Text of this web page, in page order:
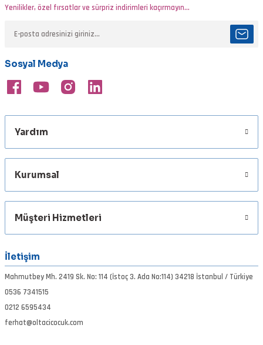
Ürün resmi kalitesiz, bozuk veya görüntülenemiyor.
Ürün açıklamasında eksik bilgiler bulunuyor.
Ürün fiyatı diğer sitelerden daha pahalı.
Bu ürüne benzer farklı alternatifler olmalı.
Gönder
Yenilikler, özel fırsatlar ve sürpriz indirimleri kaçırmayın...
Sosyal Medya
Yardım
Kurumsal
Müşteri Hizmetleri
İletişim
Mahmutbey Mh. 2419 Sk. No: 114 (İstoç 3. Ada No:114) 34218 İstanbul / Türkiye
0536 7341515
0212 6595434
ferhat@oltacicocuk.com